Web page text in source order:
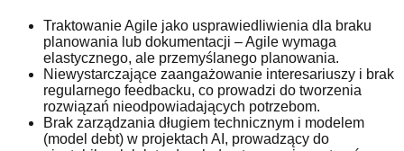
Traktowanie Agile jako usprawiedliwienia dla braku
planowania lub dokumentacji – Agile wymaga
elastycznego, ale przemyślanego planowania.
Niewystarczające zaangażowanie interesariuszy i brak
regularnego feedbacku, co prowadzi do tworzenia
rozwiązań nieodpowiadających potrzebom.
Brak zarządzania długiem technicznym i modelem
(model debt) w projektach AI, prowadzący do